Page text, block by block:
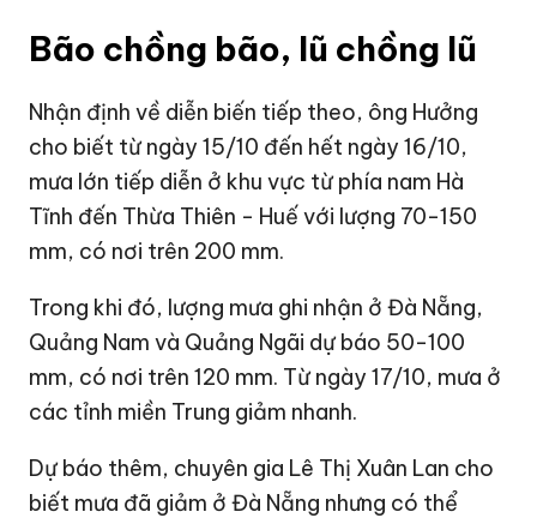
Bão chồng bão, lũ chồng lũ
Nhận định về diễn biến tiếp theo, ông Hưởng
cho biết từ ngày 15/10 đến hết ngày 16/10,
mưa lớn tiếp diễn ở khu vực từ phía nam Hà
Tĩnh đến Thừa Thiên - Huế với lượng 70-150
mm, có nơi trên 200 mm.
Trong khi đó, lượng mưa ghi nhận ở Đà Nẵng,
Quảng Nam và Quảng Ngãi dự báo 50-100
mm, có nơi trên 120 mm. Từ ngày 17/10, mưa ở
các tỉnh miền Trung giảm nhanh.
Dự báo thêm, chuyên gia Lê Thị Xuân Lan cho
biết mưa đã giảm ở Đà Nẵng nhưng có thể